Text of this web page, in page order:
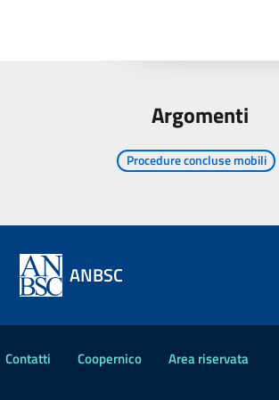
Argomenti
Procedure concluse mobili
ANBSC
Contatti Coopernico Area riservata